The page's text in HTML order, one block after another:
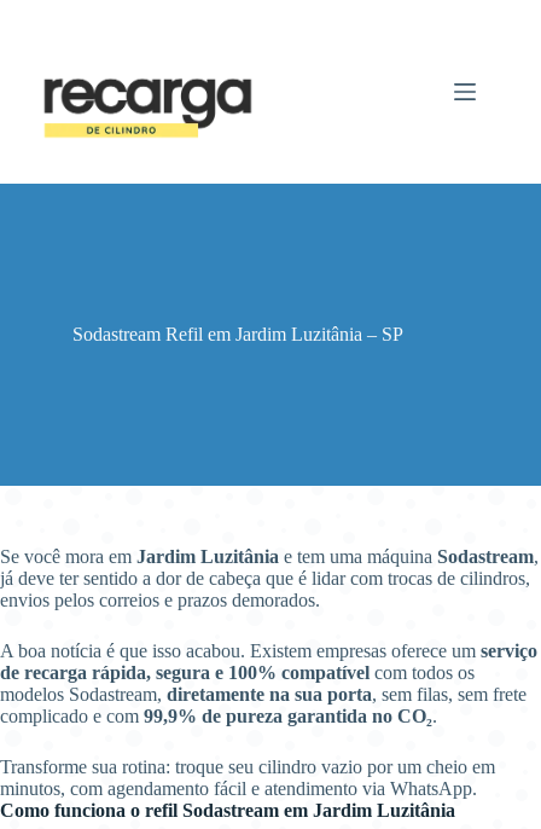
conteúdo
Sodastream Refil em Jardim Luzitânia – SP
Se você mora em Jardim Luzitânia e tem uma máquina Sodastream,
já deve ter sentido a dor de cabeça que é lidar com trocas de cilindros,
envios pelos correios e prazos demorados.
A boa notícia é que isso acabou. Existem empresas oferece um serviço
de recarga rápida, segura e 100% compatível com todos os
modelos Sodastream, diretamente na sua porta, sem filas, sem frete
complicado e com 99,9% de pureza garantida no CO₂.
Transforme sua rotina: troque seu cilindro vazio por um cheio em
minutos, com agendamento fácil e atendimento via WhatsApp.
Como funciona o refil Sodastream em Jardim Luzitânia